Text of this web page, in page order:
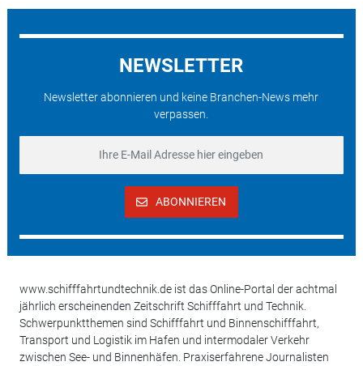
NEWSLETTER
Newsletter abonnieren und keine Branchen-News mehr
verpassen.
ABONNIEREN
www.schifffahrtundtechnik.de ist das Online-Portal der achtmal
jährlich erscheinenden Zeitschrift Schifffahrt und Technik.
Schwerpunktthemen sind Schifffahrt und Binnenschifffahrt,
Transport und Logistik im Hafen und intermodaler Verkehr
zwischen See- und Binnenhäfen. Praxiserfahrene Journalisten